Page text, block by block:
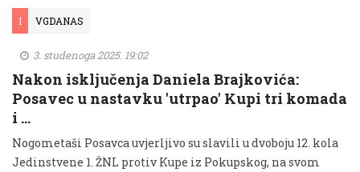
I VGDANAS
3. studenoga 2025. 19:02
Nakon isključenja Daniela Brajkovića:
Posavec u nastavku 'utrpao' Kupi tri komada
i …
Nogometaši Posavca uvjerljivo su slavili u dvoboju 12. kola
Jedinstvene 1. ŽNL protiv Kupe iz Pokupskog, na svom